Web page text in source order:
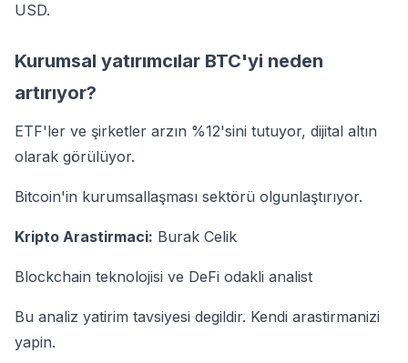
USD.
Kurumsal yatırımcılar BTC'yi neden
artırıyor?
ETF'ler ve şirketler arzın %12'sini tutuyor, dijital altın
olarak görülüyor.
Bitcoin'in kurumsallaşması sektörü olgunlaştırıyor.
Kripto Arastirmaci: Burak Celik
Blockchain teknolojisi ve DeFi odakli analist
Bu analiz yatirim tavsiyesi degildir. Kendi arastirmanizi
yapin.